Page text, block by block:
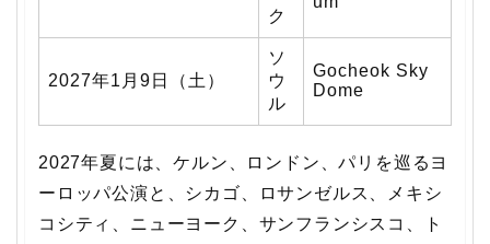
ク
2027年1月9日（土）
ソ
ウ
ル
Gocheok Sky
Dome
2027年夏には、ケルン、ロンドン、パリを巡るヨ
ーロッパ公演と、シカゴ、ロサンゼルス、メキシ
コシティ、ニューヨーク、サンフランシスコ、ト